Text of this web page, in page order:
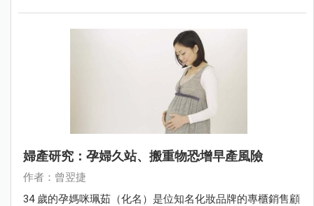
婦產研究：孕婦久站、搬重物恐增早產風險
作者：曾翌捷
34 歲的孕媽咪珮茹（化名）是位知名化妝品牌的專櫃銷售顧